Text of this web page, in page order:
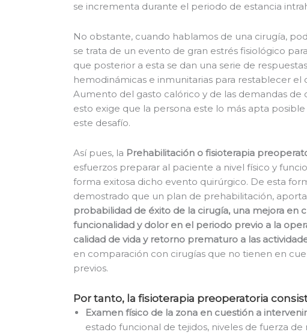
se incrementa durante el periodo de estancia
No obstante, cuando hablamos de una cirugía,
se trata de un evento de gran estrés fisiológico
que posterior a esta se dan una serie de
hemodinámicas e inmunitarias para restablecer el
Aumento del gasto calórico y de las demandas de
esto exige que la persona este lo más apta
este desafío.
Así pues, la Prehabilitación o fisioterapia
esfuerzos preparar al paciente a nivel físico y
forma exitosa dicho evento quirúrgico. De esta
demostrado que un plan de prehabilitación, aporta
probabilidad de éxito de la cirugía, una mejora en
funcionalidad y dolor en el periodo previo a la
calidad de vida y retorno prematuro a las
en comparación con cirugías que no tienen en
previos.
Por tanto, la fisioterapia preoperatoria
Examen físico de la zona en cuestión a intervenir
estado funcional de tejidos, niveles de fuerza de